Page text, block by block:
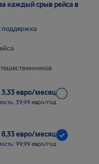
каждый срыв рейса в
поддержка
3,33 евро/месяц
39,99 евро/год
8,33 евро/месяц
99,99 евро/год